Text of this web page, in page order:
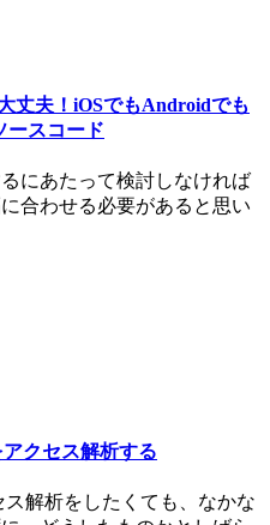
丈夫！iOSでもAndroidでも
ースコード
にあたって検討しなければ
合わせる必要があると思い
アクセス解析する
解析をしたくても、なかな